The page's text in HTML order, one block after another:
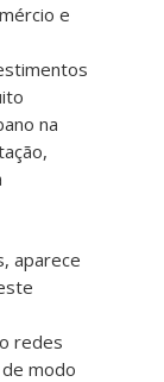
e
na
aparece
redes
modo